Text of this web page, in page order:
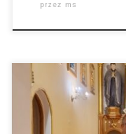
przez ms